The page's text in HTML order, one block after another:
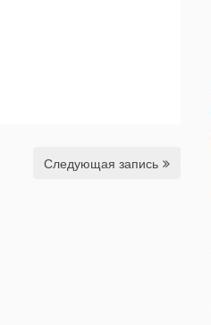
Следующая запись